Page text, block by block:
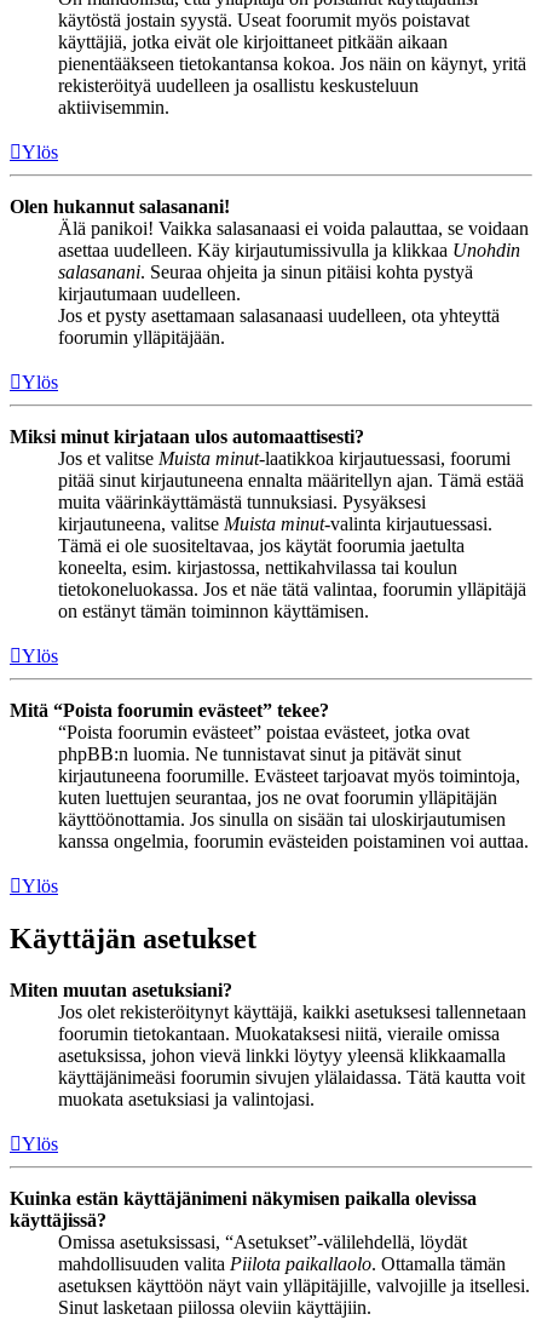
käytöstä jostain syystä. Useat foorumit myös poistavat
käyttäjiä, jotka eivät ole kirjoittaneet pitkään aikaan
pienentääkseen tietokantansa kokoa. Jos näin on käynyt, yritä
rekisteröityä uudelleen ja osallistu keskusteluun
aktiivisemmin.
Ylös
Olen hukannut salasanani!
Älä panikoi! Vaikka salasanaasi ei voida palauttaa, se voidaan
asettaa uudelleen. Käy kirjautumissivulla ja klikkaa Unohdin
salasanani. Seuraa ohjeita ja sinun pitäisi kohta pystyä
kirjautumaan uudelleen.
Jos et pysty asettamaan salasanaasi uudelleen, ota yhteyttä
foorumin ylläpitäjään.
Ylös
Miksi minut kirjataan ulos automaattisesti?
Jos et valitse Muista minut-laatikkoa kirjautuessasi, foorumi
pitää sinut kirjautuneena ennalta määritellyn ajan. Tämä estää
muita väärinkäyttämästä tunnuksiasi. Pysyäksesi
kirjautuneena, valitse Muista minut-valinta kirjautuessasi.
Tämä ei ole suositeltavaa, jos käytät foorumia jaetulta
koneelta, esim. kirjastossa, nettikahvilassa tai koulun
tietokoneluokassa. Jos et näe tätä valintaa, foorumin ylläpitäjä
on estänyt tämän toiminnon käyttämisen.
Ylös
Mitä “Poista foorumin evästeet” tekee?
“Poista foorumin evästeet” poistaa evästeet, jotka ovat
phpBB:n luomia. Ne tunnistavat sinut ja pitävät sinut
kirjautuneena foorumille. Evästeet tarjoavat myös toimintoja,
kuten luettujen seurantaa, jos ne ovat foorumin ylläpitäjän
käyttöönottamia. Jos sinulla on sisään tai uloskirjautumisen
kanssa ongelmia, foorumin evästeiden poistaminen voi auttaa.
Ylös
Käyttäjän asetukset
Miten muutan asetuksiani?
Jos olet rekisteröitynyt käyttäjä, kaikki asetuksesi tallennetaan
foorumin tietokantaan. Muokataksesi niitä, vieraile omissa
asetuksissa, johon vievä linkki löytyy yleensä klikkaamalla
käyttäjänimeäsi foorumin sivujen ylälaidassa. Tätä kautta voit
muokata asetuksiasi ja valintojasi.
Ylös
Kuinka estän käyttäjänimeni näkymisen paikalla olevissa
käyttäjissä?
Omissa asetuksissasi, “Asetukset”-välilehdellä, löydät
mahdollisuuden valita Piilota paikallaolo. Ottamalla tämän
asetuksen käyttöön näyt vain ylläpitäjille, valvojille ja itsellesi.
Sinut lasketaan piilossa oleviin käyttäjiin.